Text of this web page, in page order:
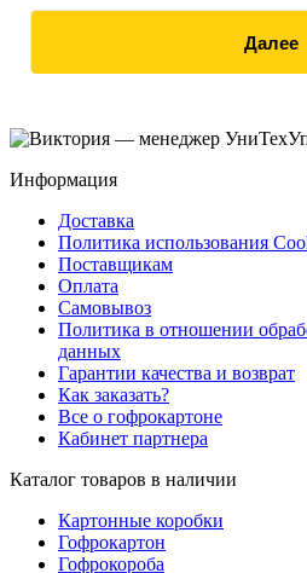
Далее
Информация
Доставка
Политика использования
Поставщикам
Оплата
Самовывоз
Политика в отношении
данных
Гарантии качества и возврат
Как заказать?
Все о гофрокартоне
Кабинет партнера
Каталог товаров в наличии
Картонные коробки
Гофрокартон
Гофрокороба